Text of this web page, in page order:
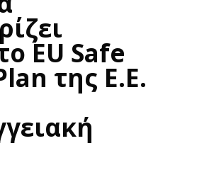
EU Safe
της Ε.Ε.